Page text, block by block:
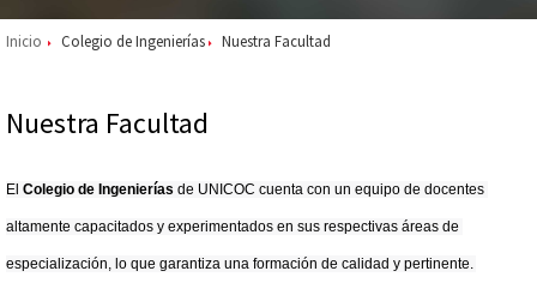
Inicio Colegio de Ingenierías Nuestra Facultad
Nuestra Facultad
El Colegio de Ingenierías de UNICOC cuenta con un equipo de docentes
altamente capacitados y experimentados en sus respectivas áreas de
especialización, lo que garantiza una formación de calidad y pertinente.